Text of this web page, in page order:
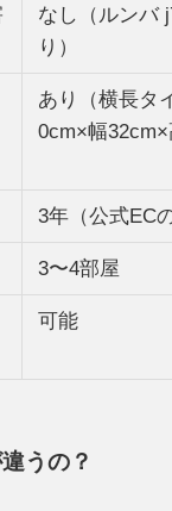
なし（ルンバ
り）
あり（横長タ
0cm×幅32cm×
3年（公式EC
3〜4部屋
可能
うの？